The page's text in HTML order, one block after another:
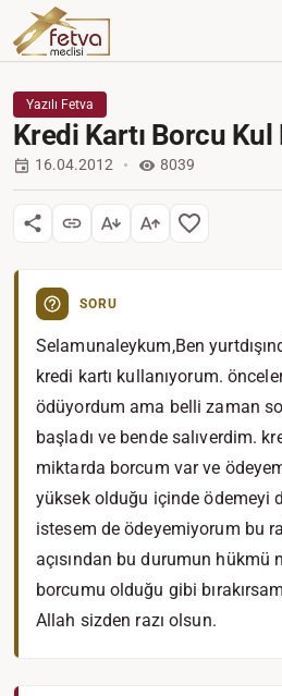
Yazılı Fetva
Kredi Kartı Borcu Kul
16.04.2012 8039
SORU
Selamunaleykum,Ben
kredi kartı kullanıyorum.
ödüyordum ama belli zaman
başladı ve bende salıverdim.
miktarda borcum var ve
yüksek olduğu içinde ödemeyi
istesem de ödeyemiyorum bu
açısından bu durumun hükmü
borcumu olduğu gibi
Allah sizden razı olsun.